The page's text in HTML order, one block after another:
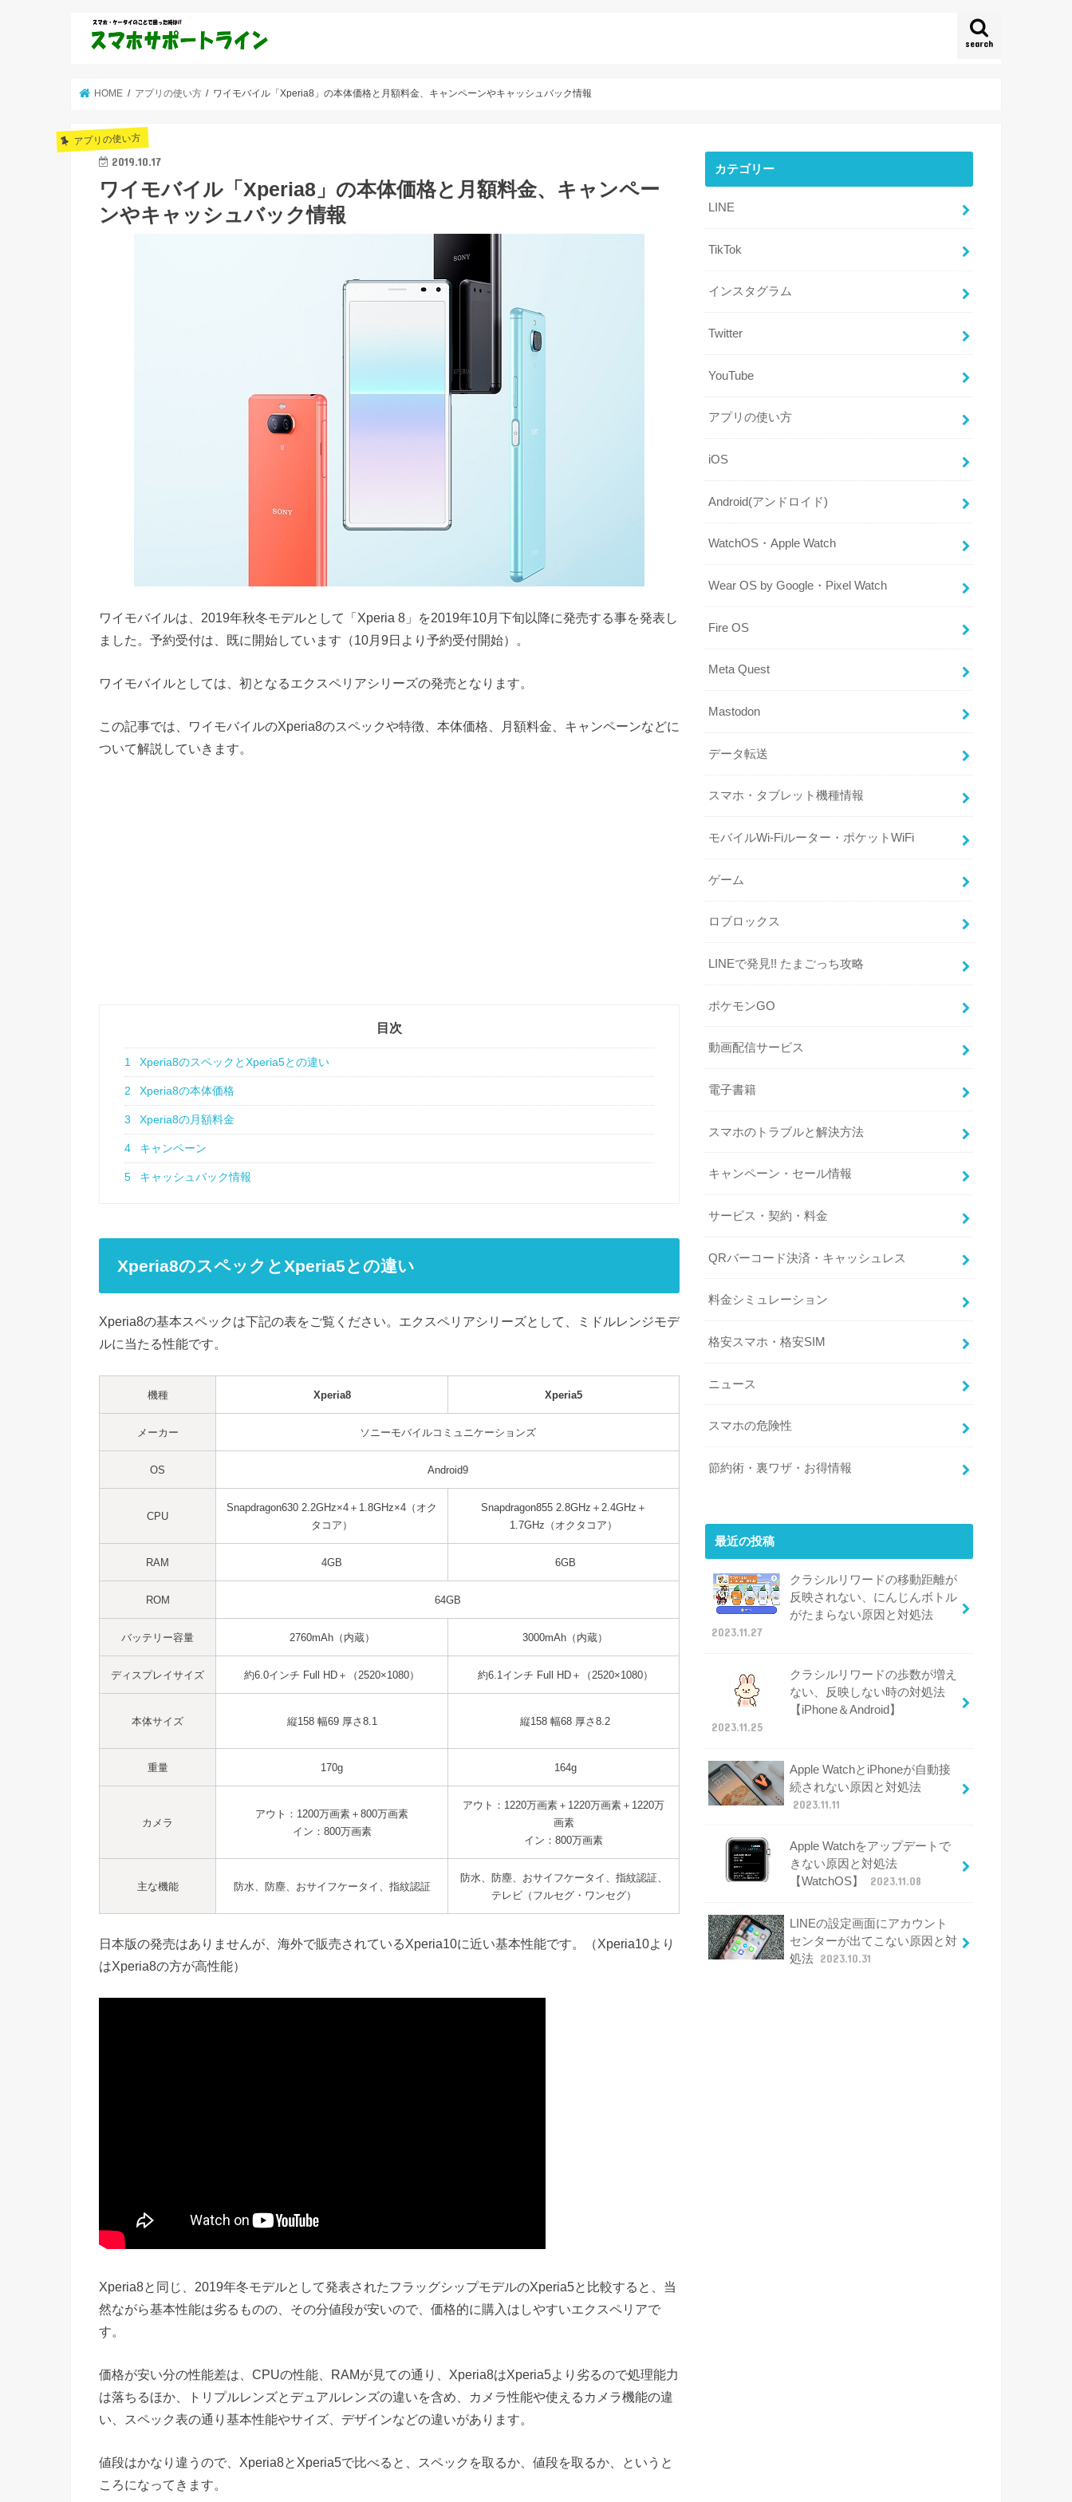
search
HOME アプリの使い方 ワイモバイル「Xperia8」の本体価格と月額料金、キャンペーンやキャッシュバック情報
アプリの使い方
2019.10.17
ワイモバイル「Xperia8」の本体価格と月額料金、キャンペー
ンやキャッシュバック情報
ワイモバイルは、2019年秋冬モデルとして「Xperia 8」を2019年10月下旬以降に発売する事を発表し
ました。予約受付は、既に開始しています（10月9日より予約受付開始）。
ワイモバイルとしては、初となるエクスペリアシリーズの発売となります。
この記事では、ワイモバイルのXperia8のスペックや特徴、本体価格、月額料金、キャンペーンなどに
ついて解説していきます。
目次
1 Xperia8のスペックとXperia5との違い
2 Xperia8の本体価格
3 Xperia8の月額料金
4 キャンペーン
5 キャッシュバック情報
Xperia8のスペックとXperia5との違い
Xperia8の基本スペックは下記の表をご覧ください。エクスペリアシリーズとして、ミドルレンジモデ
ルに当たる性能です。
機種 Xperia8 Xperia5
メーカー ソニーモバイルコミュニケーションズ
OS Android9
CPU
Snapdragon630 2.2GHz×4＋1.8GHz×4（オク
タコア）
Snapdragon855 2.8GHz＋2.4GHz＋
1.7GHz（オクタコア）
RAM 4GB 6GB
ROM 64GB
バッテリー容量 2760mAh（内蔵） 3000mAh（内蔵）
ディスプレイサイズ 約6.0インチ Full HD＋（2520×1080） 約6.1インチ Full HD＋（2520×1080）
本体サイズ 縦158 幅69 厚さ8.1 縦158 幅68 厚さ8.2
重量 170g 164g
カメラ
アウト：1200万画素＋800万画素
イン：800万画素
アウト：1220万画素＋1220万画素＋1220万
画素
イン：800万画素
主な機能 防水、防塵、おサイフケータイ、指紋認証
防水、防塵、おサイフケータイ、指紋認証、
テレビ（フルセグ・ワンセグ）
日本版の発売はありませんが、海外で販売されているXperia10に近い基本性能です。（Xperia10より
はXperia8の方が高性能）
Xperia8と同じ、2019年冬モデルとして発表されたフラッグシップモデルのXperia5と比較すると、当
然ながら基本性能は劣るものの、その分値段が安いので、価格的に購入はしやすいエクスペリアで
す。
価格が安い分の性能差は、CPUの性能、RAMが見ての通り、Xperia8はXperia5より劣るので処理能力
は落ちるほか、トリプルレンズとデュアルレンズの違いを含め、カメラ性能や使えるカメラ機能の違
い、スペック表の通り基本性能やサイズ、デザインなどの違いがあります。
値段はかなり違うので、Xperia8とXperia5で比べると、スペックを取るか、値段を取るか、というと
ころになってきます。
カテゴリー
LINE
TikTok
インスタグラム
Twitter
YouTube
アプリの使い方
iOS
Android(アンドロイド)
WatchOS・Apple Watch
Wear OS by Google・Pixel Watch
Fire OS
Meta Quest
Mastodon
データ転送
スマホ・タブレット機種情報
モバイルWi-Fiルーター・ポケットWiFi
ゲーム
ロブロックス
LINEで発見!! たまごっち攻略
ポケモンGO
動画配信サービス
電子書籍
スマホのトラブルと解決方法
キャンペーン・セール情報
サービス・契約・料金
QRバーコード決済・キャッシュレス
料金シミュレーション
格安スマホ・格安SIM
ニュース
スマホの危険性
節約術・裏ワザ・お得情報
最近の投稿
クラシルリワードの移動距離が
反映されない、にんじんボトル
がたまらない原因と対処法
2023.11.27
クラシルリワードの歩数が増え
ない、反映しない時の対処法
【iPhone＆Android】
2023.11.25
Apple WatchとiPhoneが自動接
続されない原因と対処法
2023.11.11
Apple Watchをアップデートで
きない原因と対処法
【WatchOS】
2023.11.08
LINEの設定画面にアカウント
センターが出てこない原因と対
処法 2023.10.31